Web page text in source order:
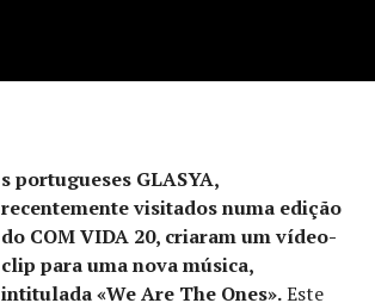
s portugueses GLASYA,
recentemente visitados numa edição
do COM VIDA 20, criaram um vídeo-
clip para uma nova música,
intitulada «We Are The Ones».Este